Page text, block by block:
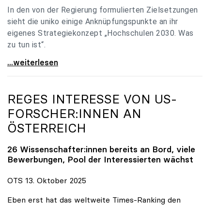
In den von der Regierung formulierten Zielsetzungen
sieht die uniko einige Anknüpfungspunkte an ihr
eigenes Strategiekonzept „Hochschulen 2030. Was
zu tun ist“.
Universitäten: Hochschulstrategie 2040 muss eine
...weiterlesen
REGES INTERESSE VON US-
FORSCHER:INNEN AN
ÖSTERREICH
26 Wissenschafter:innen bereits an Bord, viele
Bewerbungen, Pool der Interessierten wächst
OTS 13. Oktober 2025
Eben erst hat das weltweite Times-Ranking den